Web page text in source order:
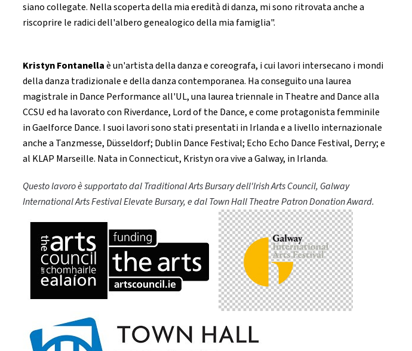
siano collegate. Nella scoperta della mia eredità di danza, mi sono ritrovata anche a
riscoprire le radici dell'albero genealogico della mia famiglia".
Kristyn Fontanellaè un'artista della danza e coreografa, i cui lavori intersecano i mondi
della danza tradizionale e della danza contemporanea. Ha conseguito una laurea
magistrale in Dance Performance all'UL, una laurea triennale in Theatre and Dance alla
CCSU ed ha lavorato con Riverdance, Lord of the Dance, e come protagonista femminile
in Gaelforce Dance. I suoi lavori sono stati presentati in Irlanda e a livello internazionale
anche a Tanzmesse, Düsseldorf; Dublin Dance Festival; Echo Echo Dance Festival, Derry; e
al KLAP Marseille. Nata in Connecticut, Kristyn ora vive a Galway, in Irlanda.
Questo lavoro è supportato dal Traditional Arts Bursary dell'Irish Arts Council, Galway
International Arts Festival Elevate Bursary, e dal Town Hall Theatre Patron Donation Award.